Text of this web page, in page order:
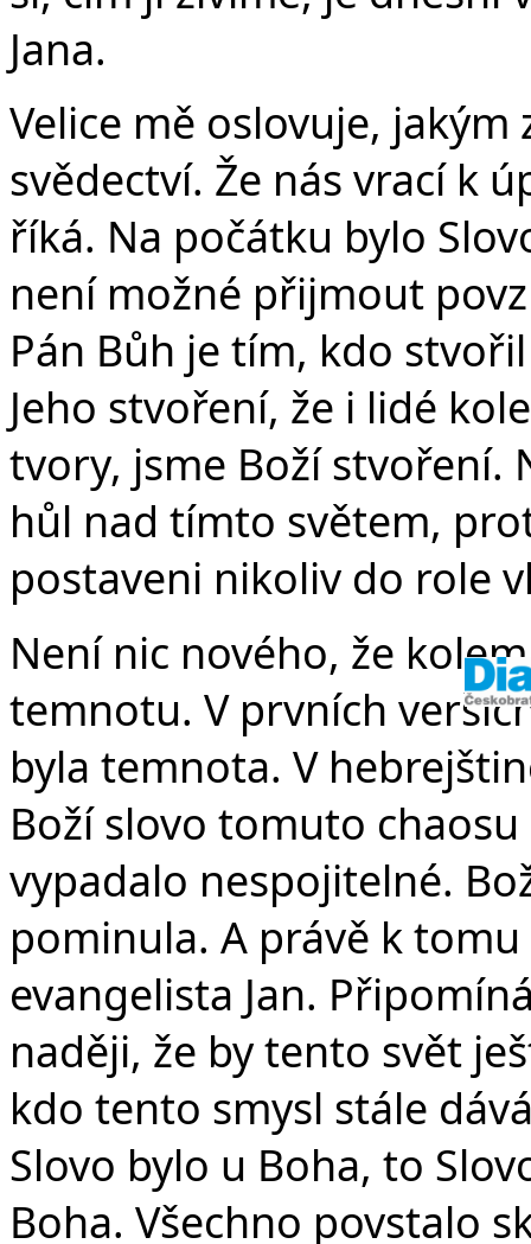
Jana.
Velice mě oslovuje, jakým
svědectví. Že nás vrací k
říká. Na počátku bylo
není možné přijmout
Pán Bůh je tím, kdo
Jeho stvoření, že i lidé
tvory, jsme Boží stvoření.
hůl nad tímto světem,
postaveni nikoliv do role
Není nic nového, že
temnotu. V prvních
byla temnota. V
Boží slovo tomuto
vypadalo nespojitelné.
pominula. A právě k
evangelista Jan.
naději, že by tento svět
kdo tento smysl stále
Slovo bylo u Boha, to
Boha. Všechno povstalo